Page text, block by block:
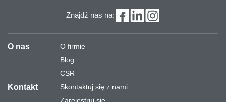
Znajdź nas na:
O nas
O firmie
Blog
CSR
Kontakt
Skontaktuj się z nami